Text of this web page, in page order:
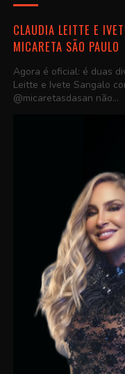
CLAUDIA LEITTE E
MICARETA SÃO PAULO
Agora é oficial: é duas
Leitte e Ivete Sangalo
@micaretasdasan não...